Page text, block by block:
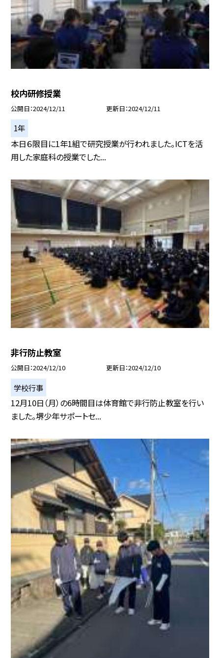
校内研修授業
公開日 2024/12/11 更新日 2024/12/11
1年
本日６限目に1年1組で研究授業が行われました。ICTを活
用した家庭科の授業でした...
非行防止教室
公開日 2024/12/10 更新日 2024/12/10
学校行事
12月10日（月）の6時間目は体育館で非行防止教室を行い
ました。堺少年サポートセ...